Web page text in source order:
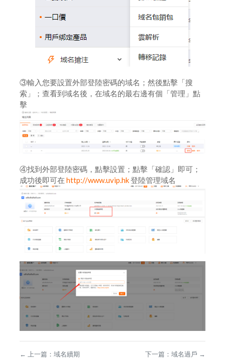
③輸入您要設置外部登陸密碼的域名；然後點擊「搜
索」；查看到域名後，在域名的最右邊有個「管理」點
擊
④找到外部登陸密碼，點擊設置；點擊「確認」即可；
成功後即可在 http://www.uvip.hk登陸管理域名
← 上一篇： 域名續期 下一篇： 域名過戶 →